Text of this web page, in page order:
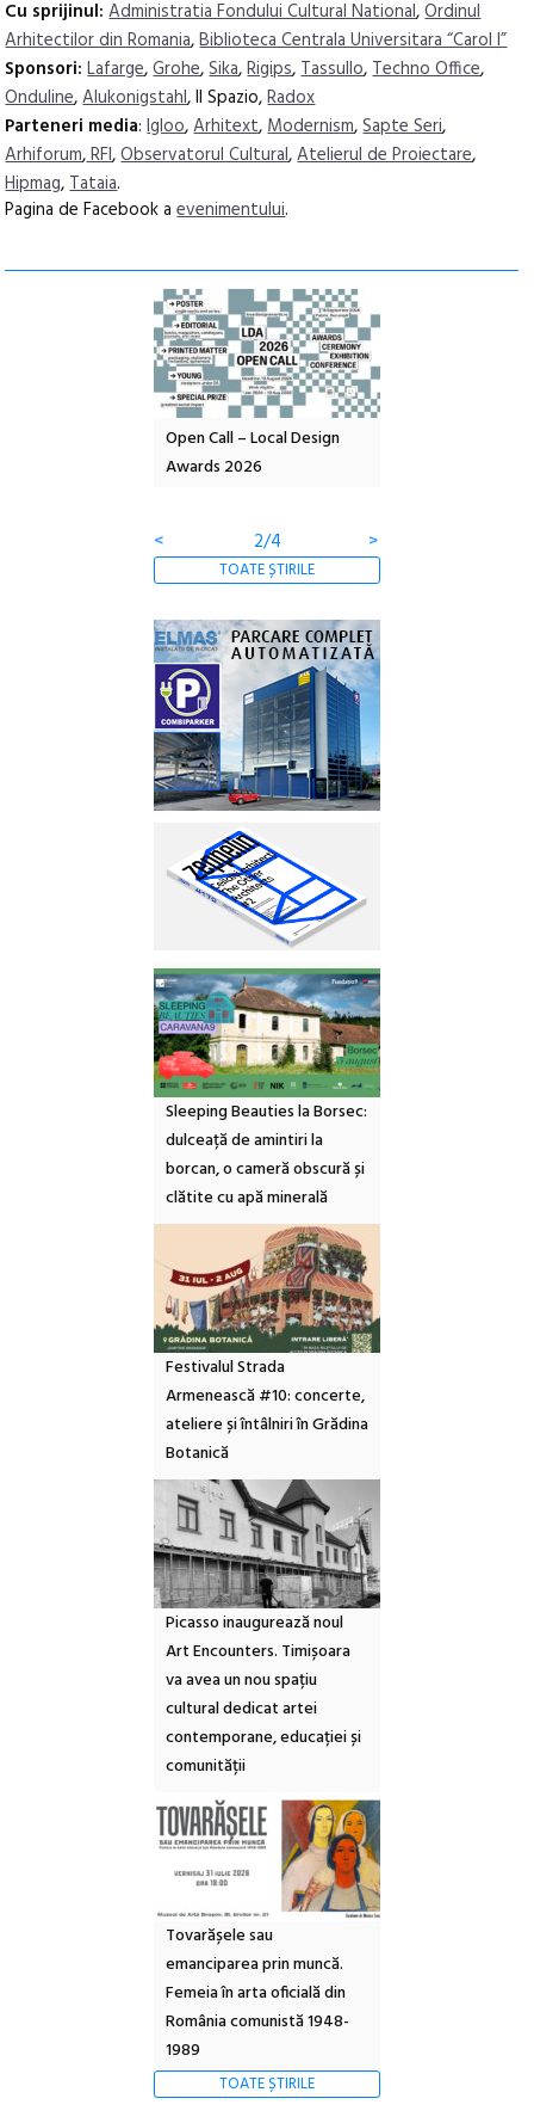
Cu sprijinul: Administratia Fondului Cultural National,Ordinul
Arhitectilor din Romania,Biblioteca Centrala Universitara “Carol I”
Sponsori: Lafarge,Grohe,Sika,Rigips,Tassullo,Techno Office,
Onduline,Alukonigstahl, Il Spazio,Radox
Parteneri media:Igloo,Arhitext,Modernism,Sapte Seri,
Arhiforum,RFI,Observatorul Cultural,Atelierul de Proiectare,
Hipmag,Tataia.
Pagina de Facebook aevenimentului.
Open Call – Local Design
Awards 2026
<
2/4 >
TOATE ȘTIRILE
Sleeping Beauties la Borsec:
dulceață de amintiri la
borcan, o cameră obscură și
clătite cu apă minerală
Festivalul Strada
Armenească #10: concerte,
ateliere și întâlniri în Grădina
Botanică
Picasso inaugurează noul
Art Encounters. Timișoara
va avea un nou spațiu
cultural dedicat artei
contemporane, educației și
comunității
Tovarășele sau
emanciparea prin muncă.
Femeia în arta oficială din
România comunistă 1948-
1989
TOATE ȘTIRILE